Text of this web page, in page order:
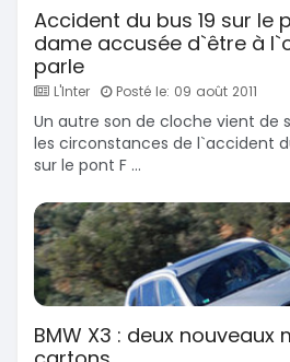
Accident du bus 19 sur le
dame accusée d`être à
parle
L'Inter Posté le: 09 août 2011
Un autre son de cloche vient de
les circonstances de l`accident
sur le pont F ...
BMW X3 : deux